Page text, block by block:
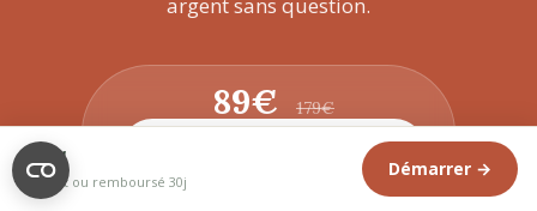
89€ 179€
Démarrer la formation →
89€
Satisfait ou remboursé 30j
Démarrer →